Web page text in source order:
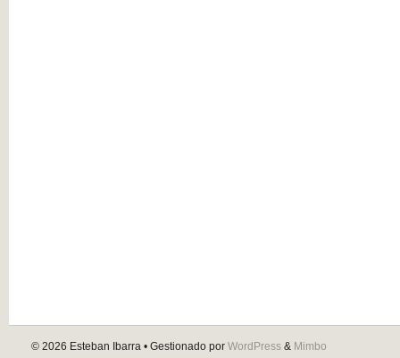
© 2026 Esteban Ibarra • Gestionado por WordPress & Mimbo